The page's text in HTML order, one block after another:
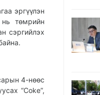
эргүүлэн
нь төмрийн
сэргийлэх
4-нөөс
“Coke”,